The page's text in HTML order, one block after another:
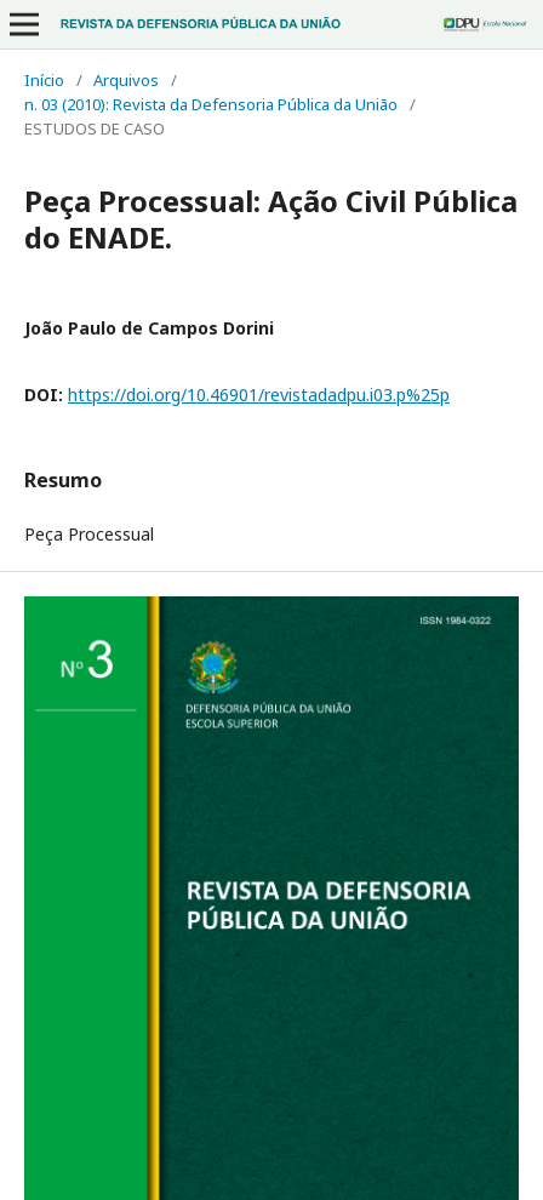
Início / Arquivos
/
n. 03 (2010): Revista da Defensoria Pública da União
/
ESTUDOS DE CASO
Peça Processual: Ação Civil Pública
do ENADE.
João Paulo de Campos Dorini
DOI: https://doi.org/10.46901/revistadadpu.i03.p%25p
Resumo
Peça Processual